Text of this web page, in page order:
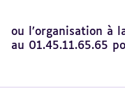
ou l’organisation à
au 01.45.11.65.65